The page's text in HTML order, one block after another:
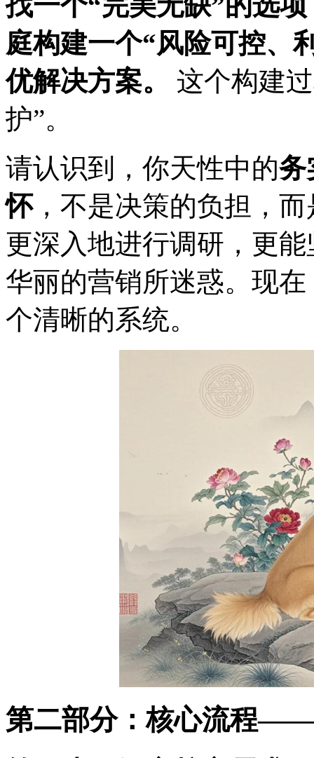
庭构建一个“风险可控、
优解决方案。
这个构建
护”。
请认识到，你天性中的务
怀，不是决策的负担，
更深入地进行调研，更
华丽的营销所迷惑。现
个清晰的系统。
第二部分：核心流程